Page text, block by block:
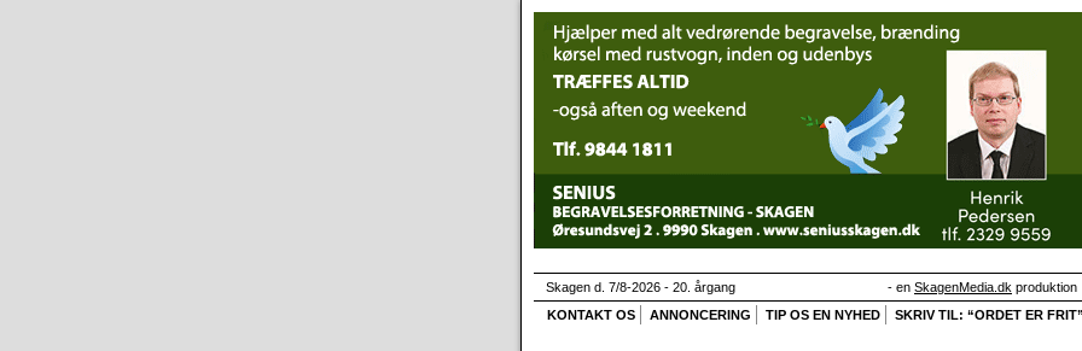
Skagen d. 7/8-2026 - 20. årgang - en SkagenMedia.dk produktion
KONTAKT OS
ANNONCERING TIP OS EN NYHED SKRIV TIL: “ORDET ER